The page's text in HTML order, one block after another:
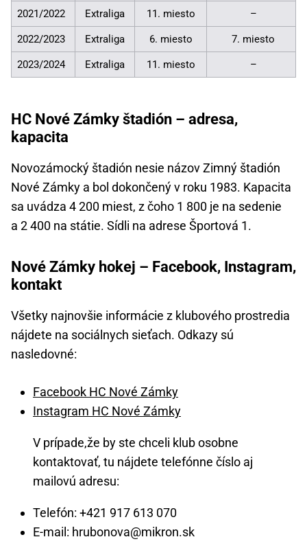
2021/2022 Extraliga 11. miesto –
2022/2023 Extraliga 6. miesto 7. miesto
2023/2024 Extraliga 11. miesto –
HC Nové Zámky štadión – adresa,
kapacita
Novozámocký štadión nesie názov Zimný štadión
Nové Zámky a bol dokončený v roku 1983. Kapacita
sa uvádza 4 200 miest, z čoho 1 800 je na sedenie
a 2 400 na státie. Sídli na adrese Športová 1.
Nové Zámky hokej – Facebook, Instagram,
kontakt
Všetky najnovšie informácie z klubového prostredia
nájdete na sociálnych sieťach. Odkazy sú
nasledovné:
Facebook HC Nové Zámky
Instagram HC Nové Zámky
V prípade,že by ste chceli klub osobne
kontaktovať, tu nájdete telefónne číslo aj
mailovú adresu:
Telefón: +421 917 613 070
E-mail: hrubonova@mikron.sk